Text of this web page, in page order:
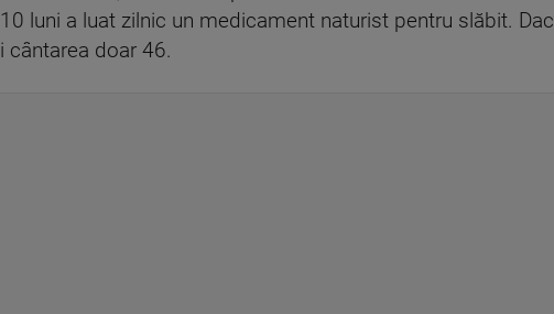
luni a luat zilnic un medicament naturist pentru slăbit.
cântarea doar 46.